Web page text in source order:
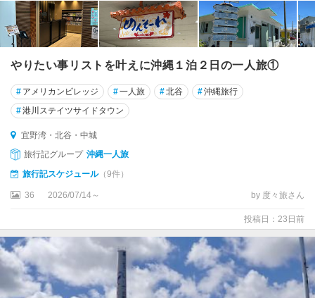
海
）
島
中
部
（
納
・
沖
市
宜
野
湾
・
やりたい事リストを叶えに沖縄１泊２日の一人旅①
# アメリカンビレッジ #一人旅 #北谷 #沖縄旅行
#港川ステイツサイドタウン
宜野湾・北谷・中城
旅行記グループ 沖縄一人旅
旅行記スケジュール（9件）
36 2026/07/14～ by 度々旅さん
投稿日：23日前